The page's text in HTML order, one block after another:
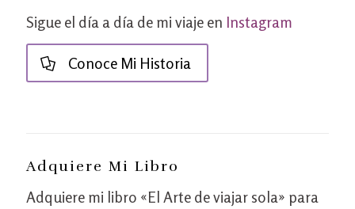
Sigue el día a día de mi viaje en Instagram
Conoce Mi Historia
Adquiere Mi Libro
Adquiere mi libro «El Arte de viajar sola» para